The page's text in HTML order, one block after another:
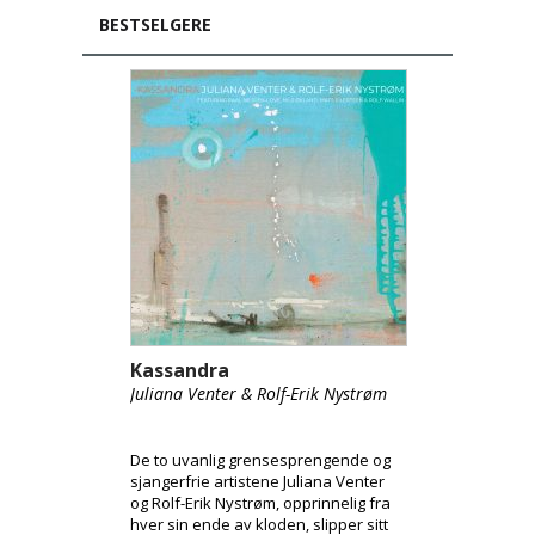
BESTSELGERE
Kassandra
Juliana Venter & Rolf-Erik Nystrøm
De to uvanlig grensesprengende og
sjangerfrie artistene Juliana Venter
og Rolf-Erik Nystrøm, opprinnelig fra
hver sin ende av kloden, slipper sitt